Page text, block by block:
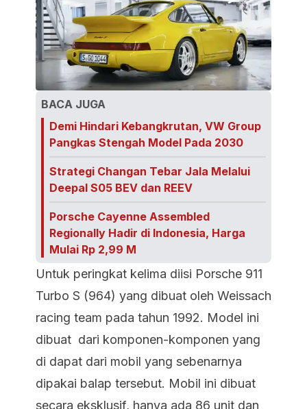
BACA JUGA
Demi Hindari Kebangkrutan, VW Group
Pangkas Stengah Model Pada 2030
Strategi Changan Tebar Jala Melalui
Deepal S05 BEV dan REEV
Porsche Cayenne Assembled
Regionally Hadir di Indonesia, Harga
Mulai Rp 2,99 M
Untuk peringkat kelima diisi Porsche 911
Turbo S (964) yang dibuat oleh Weissach
racing team pada tahun 1992. Model ini
dibuat dari komponen-komponen yang
di dapat dari mobil yang sebenarnya
dipakai balap tersebut. Mobil ini dibuat
secara eksklusif, hanya ada 86 unit dan